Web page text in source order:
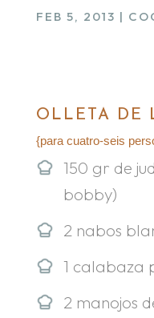
FEB 5, 2013 |
OLLETA DE
{para cuatro-seis
150 gr de
bobby)
2 nabos
1 calabaza
2 manojos